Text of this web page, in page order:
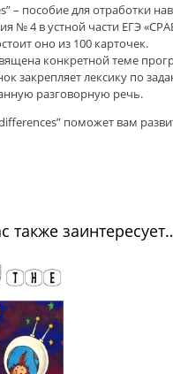
– пособие для отработки
№ 4 в устной части ЕГЭ
оно из 100 карточек.
конкретной теме
закрепляет лексику по
разговорную речь.
поможет вам
также